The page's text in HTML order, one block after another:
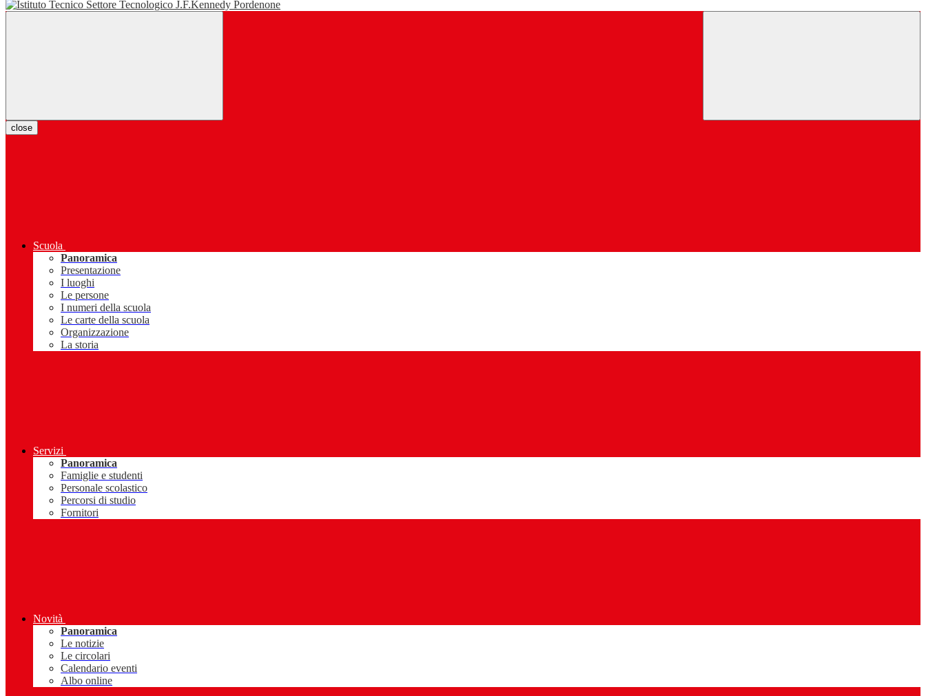
close
Scuola
Panoramica
Presentazione
I luoghi
Le persone
I numeri della scuola
Le carte della scuola
Organizzazione
La storia
Servizi
Panoramica
Famiglie e studenti
Personale scolastico
Percorsi di studio
Fornitori
Novità
Panoramica
Le notizie
Le circolari
Calendario eventi
Albo online